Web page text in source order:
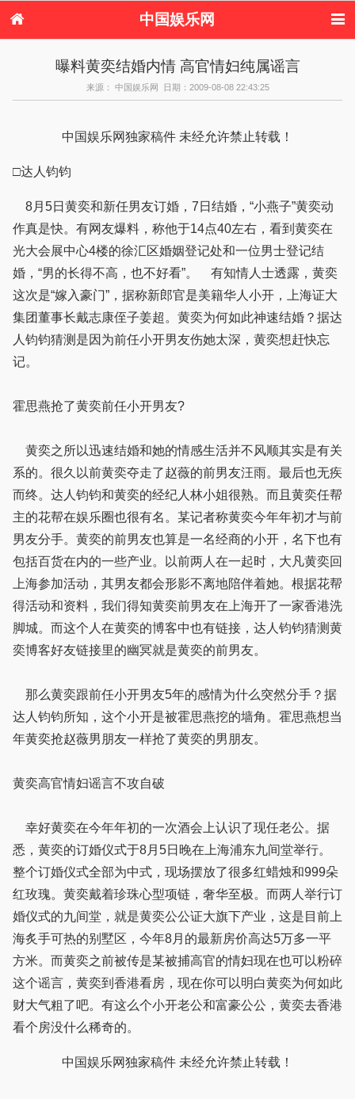
中国娱乐网
港台娱乐
日本娱乐 韩国娱乐
欧美娱乐
音乐新闻 影视新闻
内地明星八卦
八卦
曝料黄奕结婚内情 高官情妇纯属谣言
来源： 中国娱乐网 日期：2009-08-08 22:43:25
中国娱乐网独家稿件 未经允许禁止转载！
□达人钧钧
8月5日黄奕和新任男友订婚，7日结婚，“小燕子”黄奕动
作真是快。有网友爆料，称他于14点40左右，看到黄奕在
光大会展中心4楼的徐汇区婚姻登记处和一位男士登记结
婚，“男的长得不高，也不好看”。 有知情人士透露，黄奕
这次是“嫁入豪门”，据称新郎官是美籍华人小开，上海证大
集团董事长戴志康侄子姜超。黄奕为何如此神速结婚？据达
人钧钧猜测是因为前任小开男友伤她太深，黄奕想赶快忘
记。
霍思燕抢了黄奕前任小开男友?
黄奕之所以迅速结婚和她的情感生活并不风顺其实是有关
系的。很久以前黄奕夺走了赵薇的前男友汪雨。最后也无疾
而终。达人钧钧和黄奕的经纪人林小姐很熟。而且黄奕任帮
主的花帮在娱乐圈也很有名。某记者称黄奕今年年初才与前
男友分手。黄奕的前男友也算是一名经商的小开，名下也有
包括百货在内的一些产业。以前两人在一起时，大凡黄奕回
上海参加活动，其男友都会形影不离地陪伴着她。根据花帮
得活动和资料，我们得知黄奕前男友在上海开了一家香港洗
脚城。而这个人在黄奕的博客中也有链接，达人钧钧猜测黄
奕博客好友链接里的幽冥就是黄奕的前男友。
那么黄奕跟前任小开男友5年的感情为什么突然分手？据
达人钧钧所知，这个小开是被霍思燕挖的墙角。霍思燕想当
年黄奕抢赵薇男朋友一样抢了黄奕的男朋友。
黄奕高官情妇谣言不攻自破
幸好黄奕在今年年初的一次酒会上认识了现任老公。据
悉，黄奕的订婚仪式于8月5日晚在上海浦东九间堂举行。
整个订婚仪式全部为中式，现场摆放了很多红蜡烛和999朵
红玫瑰。黄奕戴着珍珠心型项链，奢华至极。而两人举行订
婚仪式的九间堂，就是黄奕公公证大旗下产业，这是目前上
海炙手可热的别墅区，今年8月的最新房价高达5万多一平
方米。而黄奕之前被传是某被捕高官的情妇现在也可以粉碎
这个谣言，黄奕到香港看房，现在你可以明白黄奕为何如此
财大气粗了吧。有这么个小开老公和富豪公公，黄奕去香港
看个房没什么稀奇的。
中国娱乐网独家稿件 未经允许禁止转载！